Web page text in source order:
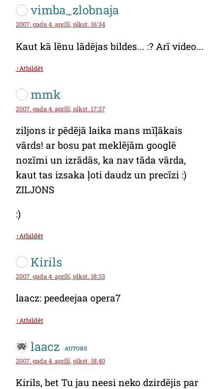
vimba_zlobnaja
2007. gada 4. aprīlī, plkst. 16:34
Kaut kā lēnu lādējas bildes... :? Arī video...
↑Atbildēt
mmk
2007. gada 4. aprīlī, plkst. 17:37
ziljons ir pēdējā laika mans mīļākais
vārds! ar bosu pat meklējām googlē
nozīmi un izrādās, ka nav tāda vārda,
kaut tas izsaka ļoti daudz un precīzi :)
ZILJONS
:)
↑Atbildēt
Kirils
2007. gada 4. aprīlī, plkst. 18:33
laacz: peedeejaa opera7
↑Atbildēt
laacz autors
2007. gada 4. aprīlī, plkst. 18:40
Kirils, bet Tu jau neesi neko dzirdējis par